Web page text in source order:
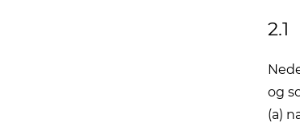
2.1
og
(a)